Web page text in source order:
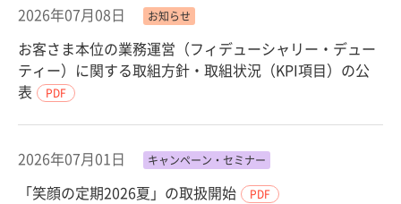
2026年07月08日 お知らせ
お客さま本位の業務運営（フィデューシャリー・デュー
ティー）に関する取組方針・取組状況（KPI項目）の公
表
PDF
2026年07月01日 キャンペーン・セミナー
「笑顔の定期2026夏」の取扱開始 PDF